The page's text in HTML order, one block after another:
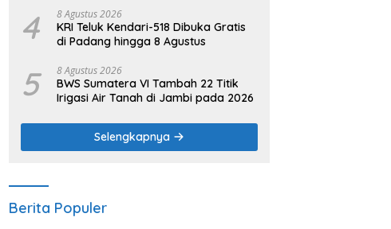
4 8 Agustus 2026
KRI Teluk Kendari-518 Dibuka Gratis
di Padang hingga 8 Agustus
5 8 Agustus 2026
BWS Sumatera VI Tambah 22 Titik
Irigasi Air Tanah di Jambi pada 2026
Selengkapnya
Berita Populer